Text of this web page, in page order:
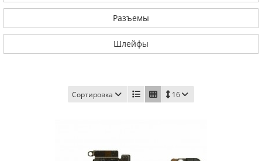
Разъемы
Шлейфы
Сортировка 16